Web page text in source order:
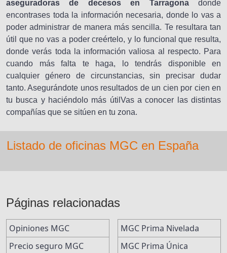
aseguradoras de decesos en Tarragonadonde
encontrases toda la información necesaria, donde lo vas a
poder administrar de manera más sencilla. Te resultara tan
útil que no vas a poder creértelo, y lo funcional que resulta,
donde verás toda la información valiosa al respecto. Para
cuando más falta te haga, lo tendrás disponible en
cualquier género de circunstancias, sin precisar dudar
tanto. Asegurándote unos resultados de un cien por cien en
tu busca y haciéndolo más útilVas a conocer las distintas
compañías que se sitúen en tu zona.
Listado de oficinas MGC en España
Páginas relacionadas
Opiniones MGC
Precio seguro MGC
MGC Prima Nivelada
MGC Prima Única